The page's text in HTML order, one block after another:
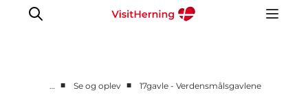
… ■ Se og oplev ■ 17gavle - Verdensmålsgavlene